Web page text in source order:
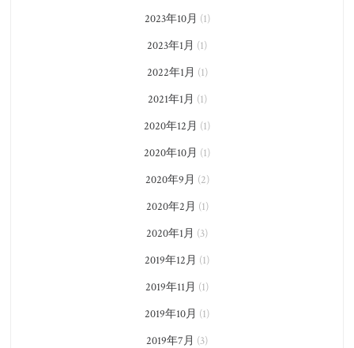
2023年10月 (1)
2023年1月 (1)
2022年1月 (1)
2021年1月 (1)
2020年12月 (1)
2020年10月 (1)
2020年9月 (2)
2020年2月 (1)
2020年1月 (3)
2019年12月 (1)
2019年11月 (1)
2019年10月 (1)
2019年7月 (3)